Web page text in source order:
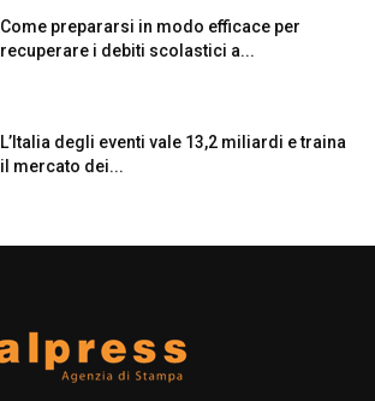
Come prepararsi in modo efficace per
recuperare i debiti scolastici a...
L’Italia degli eventi vale 13,2 miliardi e traina
il mercato dei...